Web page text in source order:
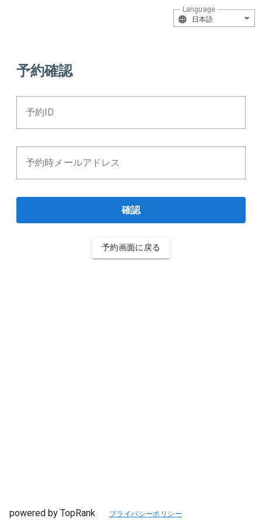
日本語
Language
予約確認
予約ID
予約時メールアドレス
確認
予約画面に戻る
powered by TopRank プライバシーポリシー